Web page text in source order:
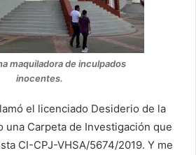
maquiladora de inculpados
inocentes.
el licenciado Desiderio de la
una Carpeta de Investigación que
CI-CPJ-VHSA/5674/2019. Y me